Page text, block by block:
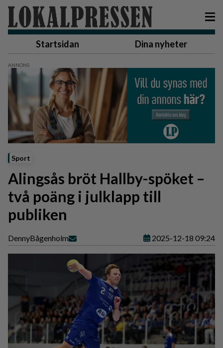
Startsidan Dina nyheter
Sport
Alingsås bröt Hallby-spöket –
två poäng i julklapp till
publiken
DennyBågenholm 2025-12-18 09:24